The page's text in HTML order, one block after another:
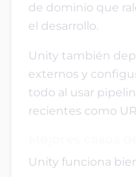
de dominio que
el desarrollo.
Unity también
externos y
todo al usar
recientes como
Unity funciona